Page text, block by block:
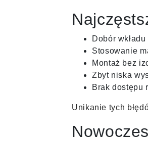
Dobór
Stosowanie
Montaż bez
Zbyt niska
Brak dostępu
Unikanie tych